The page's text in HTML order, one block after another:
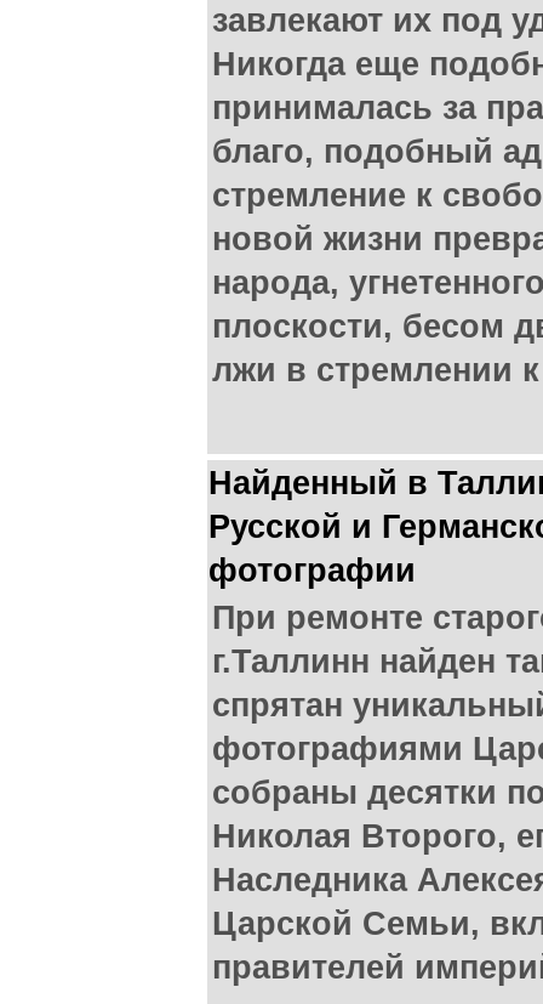
завлекают их под
Никогда еще
принималась за
благо, подобный
стремление к
новой жизни
народа,
плоскости, бесом
лжи в стремлении
Найденный в
Русской и
фотографии
При ремонте
г.Таллинн найден
спрятан
фотографиями
собраны десятки
Николая Второго,
Наследника
Царской Семьи,
правителей